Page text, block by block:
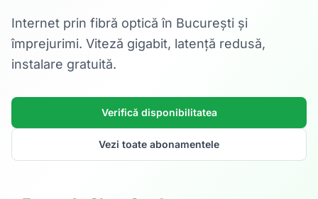
Internet prin fibră optică în București și
împrejurimi. Viteză gigabit, latență redusă,
instalare gratuită.
Verifică disponibilitatea
Vezi toate abonamentele